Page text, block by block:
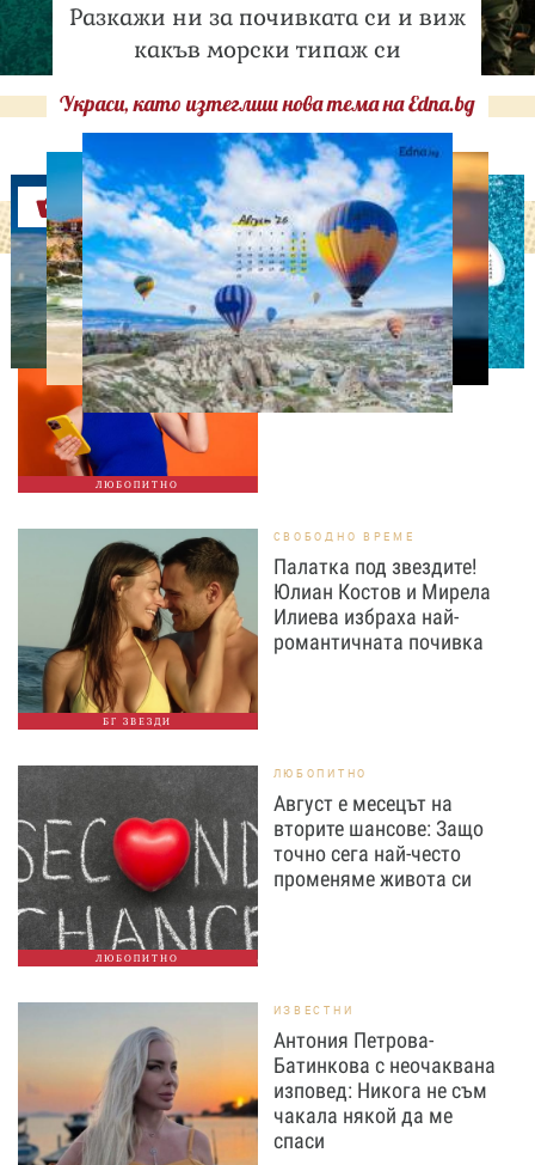
Разкажи ни за почивката си и виж
какъв морски типаж си
Украси, като изтеглиш нова тема на Edna.bg
Оферти
ЛЮБОПИТНО
ЛЮБОПИТНО
ТЕСТ: Какво издава
телефонът ти за теб?
БГ ЗВЕЗДИ
СВОБОДНО ВРЕМЕ
Палатка под звездите!
Юлиан Костов и Мирела
Илиева избраха най-
романтичната почивка
ЛЮБОПИТНО
ЛЮБОПИТНО
Август е месецът на
вторите шансове: Защо
точно сега най-често
променяме живота си
ИЗВЕСТНИ
Антония Петрова-
Батинкова с неочаквана
изповед: Никога не съм
чакала някой да ме
спаси